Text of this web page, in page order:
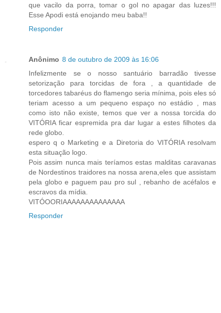
que vacilo da porra, tomar o gol no apagar das luzes!!!
Esse Apodi está enojando meu baba!!
Responder
Anônimo 8 de outubro de 2009 às 16:06
Infelizmente se o nosso santuário barradão tivesse
setorização para torcidas de fora , a quantidade de
torcedores tabaréus do flamengo seria mínima, pois eles só
teriam acesso a um pequeno espaço no estádio , mas
como isto não existe, temos que ver a nossa torcida do
VITÓRIA ficar espremida pra dar lugar a estes filhotes da
rede globo.
espero q o Marketing e a Diretoria do VITÓRIA resolvam
esta situação logo.
Pois assim nunca mais teríamos estas malditas caravanas
de Nordestinos traidores na nossa arena,eles que assistam
pela globo e paguem pau pro sul , rebanho de acéfalos e
escravos da mídia.
VITÓOORIAAAAAAAAAAAAAA
Responder